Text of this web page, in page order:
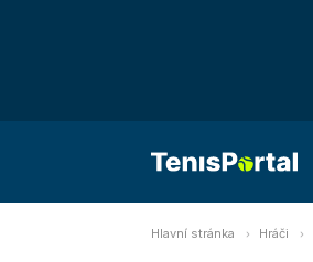
Hlavní stránka Hráči